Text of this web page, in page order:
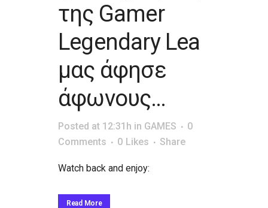
της Gamer
Legendary Lea
μας άφησε
άφωνους…
Posted at 12:31h in GAMES
0
Comments
0 Likes Share
Watch back and enjoy:
Read More